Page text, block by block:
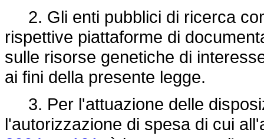
2. Gli enti pubblici di ricerca
rispettive piattaforme di
sulle risorse genetiche di
ai fini della presente legge.
3. Per l'attuazione delle
l'autorizzazione di spesa di cui